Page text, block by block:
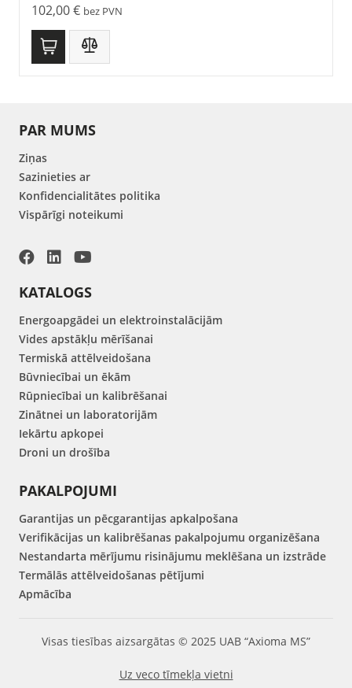
102,00€ bez PVN
PAR MUMS
Ziņas
Sazinieties ar
Konfidencialitātes politika
Vispārīgi noteikumi
KATALOGS
Energoapgādei un elektroinstalācijām
Vides apstākļu mērīšanai
Termiskā attēlveidošana
Būvniecībai un ēkām
Rūpniecībai un kalibrēšanai
Zinātnei un laboratorijām
Iekārtu apkopei
Droni un drošība
PAKALPOJUMI
Garantijas un pēcgarantijas apkalpošana
Verifikācijas un kalibrēšanas pakalpojumu organizēšana
Nestandarta mērījumu risinājumu meklēšana un izstrāde
Termālās attēlveidošanas pētījumi
Apmācība
Visas tiesības aizsargātas © 2025 UAB “Axioma MS”
Uz veco tīmekļa vietni